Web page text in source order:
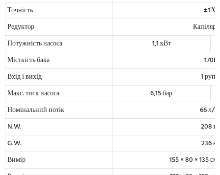
Точність
±1℃
Редуктор
Потужність насоса
1,1 кВт
Місткість бака
170L
Вхід і вихід
1 рупія
Макс. тиск насоса
6,15 бар
Номінальний потік
66 л/
N.W.
208 кг
G.W.
236 кг
Вимір
155 × 80 × 135